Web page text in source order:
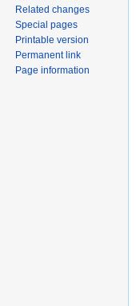
Related changes
Special pages
Printable version
Permanent link
Page information